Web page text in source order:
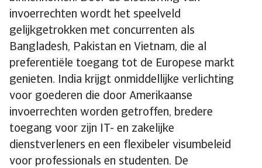
invoerrechten wordt het speelveld
gelijkgetrokken met concurrenten als
Bangladesh, Pakistan en Vietnam, die al
preferentiële toegang tot de Europese markt
genieten. India krijgt onmiddellijke verlichting
voor goederen die door Amerikaanse
invoerrechten worden getroffen, bredere
toegang voor zijn IT- en zakelijke
dienstverleners en een flexibeler visumbeleid
voor professionals en studenten. De